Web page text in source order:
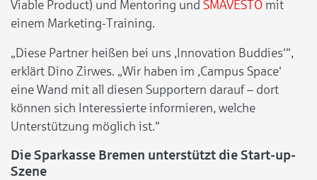
Viable Product) und Mentoring und SMAVESTO mit
einem Marketing-Training.
„Diese Partner heißen bei uns ‚Innovation Buddies‘“,
erklärt Dino Zirwes. „Wir haben im ‚Campus Space‘
eine Wand mit all diesen Supportern darauf – dort
können sich Interessierte informieren, welche
Unterstützung möglich ist.“
Die Sparkasse Bremen unterstützt die Start-up-
Szene